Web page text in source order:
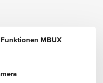
MBUX